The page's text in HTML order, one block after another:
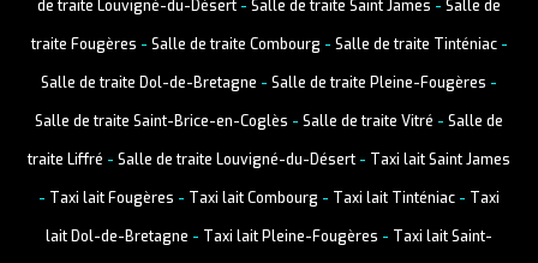
de traite Louvigné-du-Désert - Salle de traite Saint James - Salle de
traite Fougères - Salle de traite Combourg - Salle de traite Tinténiac-
Salle de traite Dol-de-Bretagne - Salle de traite Pleine-Fougères -
Salle de traite Saint-Brice-en-Coglès - Salle de traite Vitré - Salle de
traite Liffré - Salle de traite Louvigné-du-Désert - Taxi lait Saint James
- Taxi lait Fougères - Taxi lait Combourg - Taxi lait Tinténiac - Taxi
lait Dol-de-Bretagne - Taxi lait Pleine-Fougères - Taxi lait Saint-